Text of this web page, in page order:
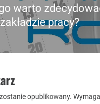
warto
pracy?
opublikowany.